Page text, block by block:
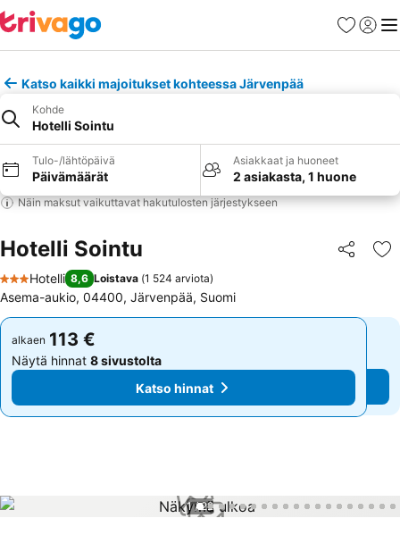
Suosikit
Katso kaikki majoitukset kohteessa Järvenpää
Kohde
Hotelli Sointu
Tulo-/lähtöpäivä
Päivämäärät
Asiakkaat ja huoneet
2 asiakasta, 1 huone
Näin maksut vaikuttavat hakutulosten järjestykseen
Hotelli Sointu Jaa
3 Tähtiluokitus
Hotelli 8,6 Loistava (1 524 arviota)
Asema-aukio, 04400, Järvenpää, Suomi
alkaen 113 €
Näytä hinnat 8 sivustolta
Katso hinnat
alkaen 113 €
Näytä hinnat 8 sivustolta
Katso hinnat
1 / 22